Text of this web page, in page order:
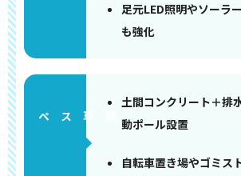
足元LED照明やソーラ
も強化
土間コンクリート＋排
動ポール設置
自転車置き場やゴミス